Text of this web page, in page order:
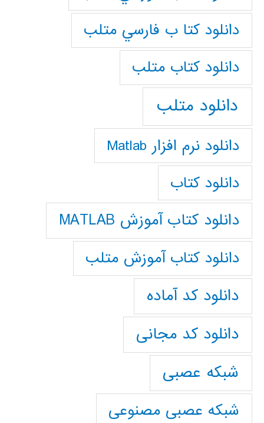
دانلود كتا ب فارسي متلب
دانلود كتاب متلب
دانلود متلب
دانلود نرم افزار Matlab
دانلود کتاب
دانلود کتاب آموزش MATLAB
دانلود کتاب آموزش متلب
دانلود کد آماده
دانلود کد مجانی
شبکه عصبی
شبکه عصبی مصنوعی